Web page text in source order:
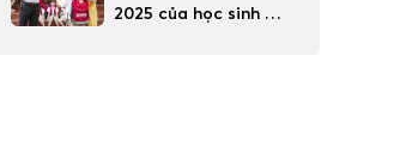
2025 của học sinh 63